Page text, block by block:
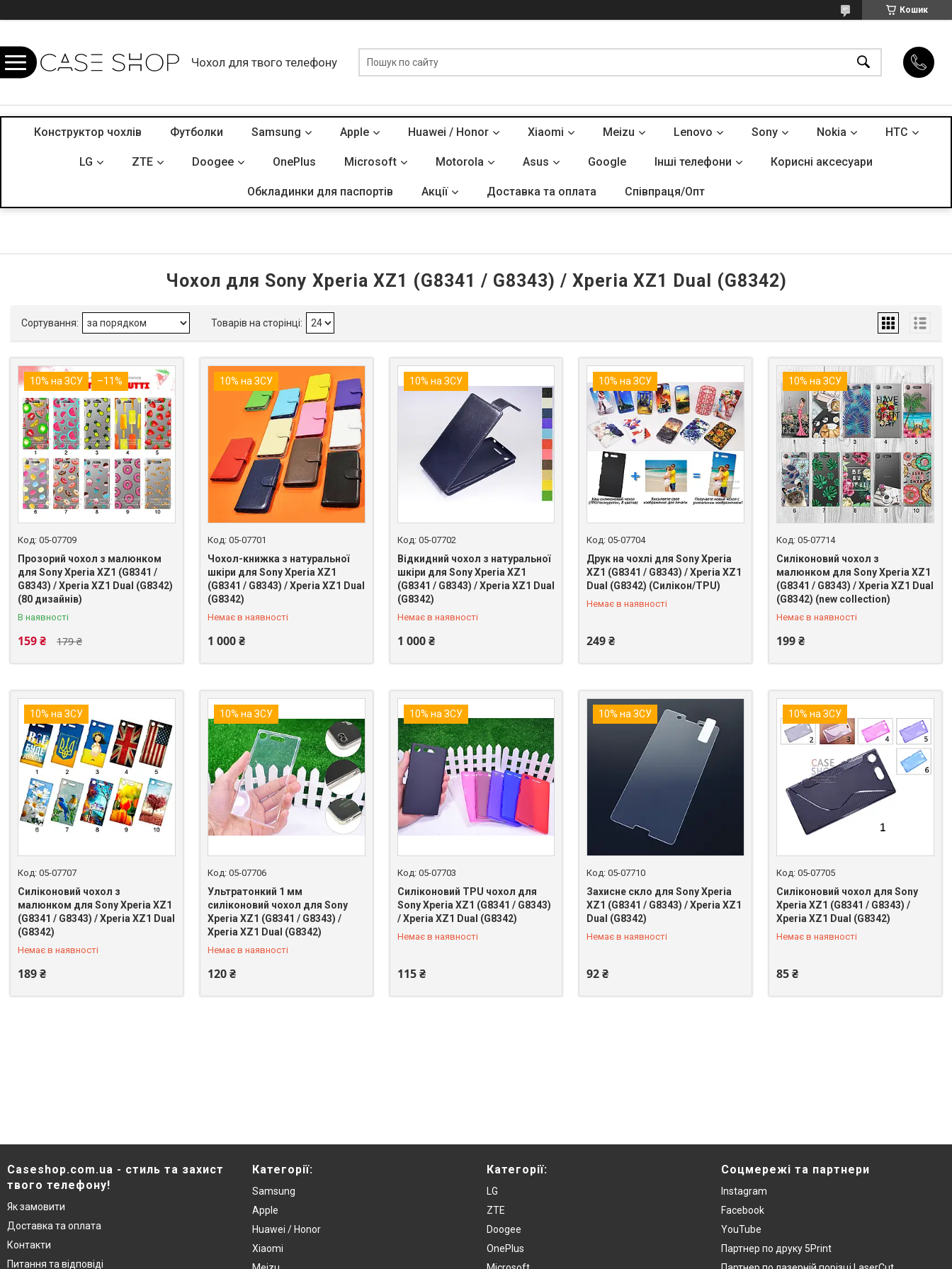
Кошик
Чохол для твого телефону
Конструктор чохлів Футболки Samsung Apple Huawei / Honor Xiaomi Meizu Lenovo Sony Nokia HTC
LG ZTE Doogee OnePlus Microsoft Motorola Asus Google Інші телефони Корисні аксесуари
Обкладинки для паспортів Акції Доставка та оплата Співпраця/Опт
Чохол для Sony Xperia XZ1 (G8341 / G8343) / Xperia XZ1 Dual (G8342)
10% на ЗСУ –11%
05-07709
Прозорий чохол з малюнком
для Sony Xperia XZ1 (G8341 /
G8343) / Xperia XZ1 Dual (G8342)
(80 дизайнів)
В наявності
179 ₴
159 ₴
10% на ЗСУ
05-07701
Чохол-книжка з натуральної
шкіри для Sony Xperia XZ1
(G8341 / G8343) / Xperia XZ1 Dual
(G8342)
Немає в наявності
1 000 ₴
+380 (98) 849-89-99
10% на ЗСУ
05-07702
Відкидний чохол з натуральної
шкіри для Sony Xperia XZ1
(G8341 / G8343) / Xperia XZ1 Dual
(G8342)
Немає в наявності
1 000 ₴
+380 (98) 849-89-99
10% на ЗСУ
05-07704
Друк на чохлі для Sony Xperia
XZ1 (G8341 / G8343) / Xperia XZ1
Dual (G8342) (Силікон/TPU)
Немає в наявності
249 ₴
10% на ЗСУ
05-07714
Силіконовий чохол з
малюнком для Sony Xperia XZ1
(G8341 / G8343) / Xperia XZ1 Dual
(G8342) (new collection)
Немає в наявності
199 ₴
+380 (98) 849-89-99
10% на ЗСУ
05-07707
Силіконовий чохол з
малюнком для Sony Xperia XZ1
(G8341 / G8343) / Xperia XZ1 Dual
(G8342)
Немає в наявності
189 ₴
+380 (98) 849-89-99
10% на ЗСУ
05-07706
Ультратонкий 1 мм
силіконовий чохол для Sony
Xperia XZ1 (G8341 / G8343) /
Xperia XZ1 Dual (G8342)
Немає в наявності
120 ₴
+380 (98) 849-89-99
10% на ЗСУ
05-07703
Силіконовий TPU чохол для
Sony Xperia XZ1 (G8341 / G8343)
/ Xperia XZ1 Dual (G8342)
Немає в наявності
115 ₴
10% на ЗСУ
05-07710
Захисне скло для Sony Xperia
XZ1 (G8341 / G8343) / Xperia XZ1
Dual (G8342)
Немає в наявності
92 ₴
10% на ЗСУ
05-07705
Силіконовий чохол для Sony
Xperia XZ1 (G8341 / G8343) /
Xperia XZ1 Dual (G8342)
Немає в наявності
85 ₴
Caseshop.com.ua - стиль та захист
твого телефону!
Як замовити
Доставка та оплата
Контакти
Питання та відповіді
Категорії:
Samsung
Apple
Huawei / Honor
Xiaomi
Категорії:
LG
ZTE
Doogee
OnePlus
Соцмережі та партнери
Instagram
Facebook
YouTube
Партнер по друку 5Print